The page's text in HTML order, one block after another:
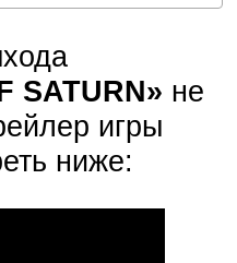
SATURN» не
игры
ниже: